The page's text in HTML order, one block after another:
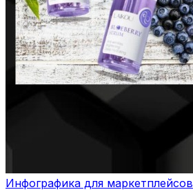
Инфографика для маркетплейсов